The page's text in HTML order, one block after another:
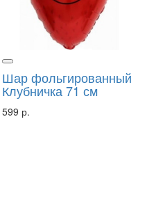
Шар фольгированный
Клубничка 71 см
599 р.